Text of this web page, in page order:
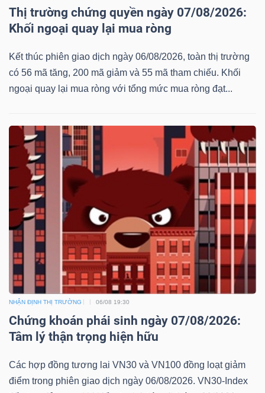
Thị trường chứng quyền ngày 07/08/2026:
Khối ngoại quay lại mua ròng
Kết thúc phiên giao dịch ngày 06/08/2026, toàn thị trường
có 56 mã tăng, 200 mã giảm và 55 mã tham chiếu. Khối
ngoại quay lại mua ròng với tổng mức mua ròng đạt...
NHẬN ĐỊNH THỊ TRƯỜNG 06/08 19:30
Chứng khoán phái sinh ngày 07/08/2026:
Tâm lý thận trọng hiện hữu
Các hợp đồng tương lai VN30 và VN100 đồng loạt giảm
điểm trong phiên giao dịch ngày 06/08/2026. VN30-Index